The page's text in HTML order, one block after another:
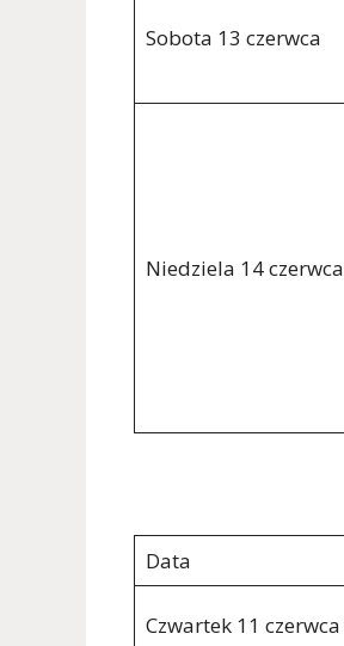
Sobota 13 czerwca
Niedziela 14 czerwca
Data
Czwartek 11 czerwca